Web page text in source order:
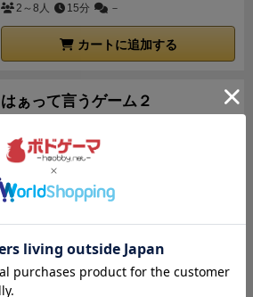
2～8人 15分 －
カートに追加する
はぁって言うゲーム２
ィーゲーム第2弾！
1,760（税込）
はぁって言うゲーム
今言った「はぁ」は、怒ってる?とぼけてる?